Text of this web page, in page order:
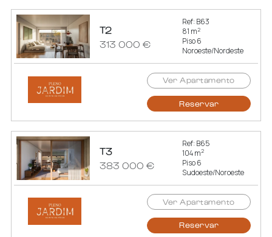
T2
313 000 €
Ref: B63
81 m2
Piso 6
Noroeste/Nordeste
Ver Apartamento
Reservar
T3
383 000 €
Ref: B65
104 m2
Piso 6
Sudoeste/Noroeste
Ver Apartamento
Reservar